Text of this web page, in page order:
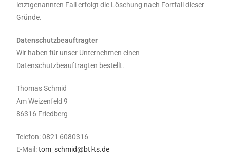
letztgenannten Fall erfolgt die Löschung nach Fortfall dieser
Gründe.
Datenschutzbeauftragter
Wir haben für unser Unternehmen einen
Datenschutzbeauftragten bestellt.
Thomas Schmid
Am Weizenfeld 9
86316 Friedberg
Telefon: 0821 6080316
E-Mail:tom_schmid@btl-ts.de